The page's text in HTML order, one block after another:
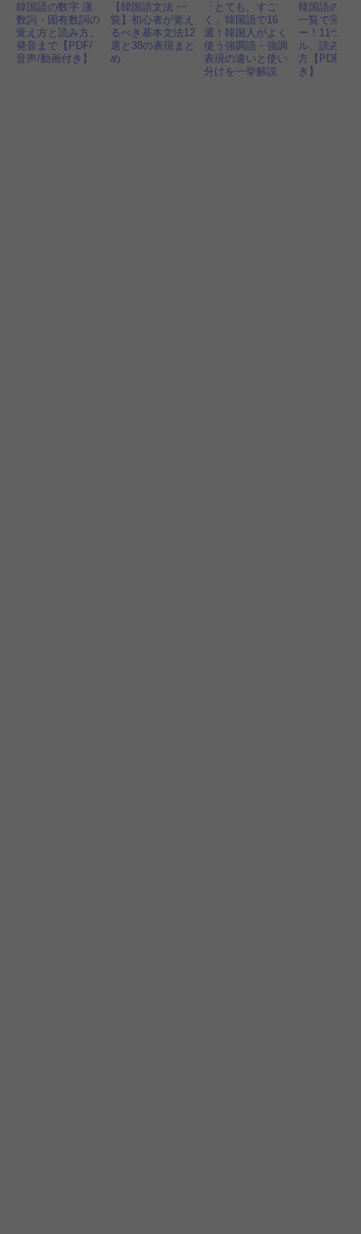
韓国語の数字 漢
数詞・固有数詞の
覚え方と読み方、
発音まで【PDF/
音声/動画付き】
【韓国語文法 一
覧】初心者が覚え
るべき基本文法12
選と38の表現まと
め
「とても、すご
く」韓国語で16
選！韓国人がよく
使う強調語・強調
表現の違いと使い
分けを一挙解説
韓国語の発
一覧で完全
ー！11つの
ル、読み方
方【PDF・
き】